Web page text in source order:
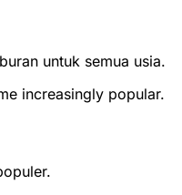
untuk semua usia.
increasingly popular.